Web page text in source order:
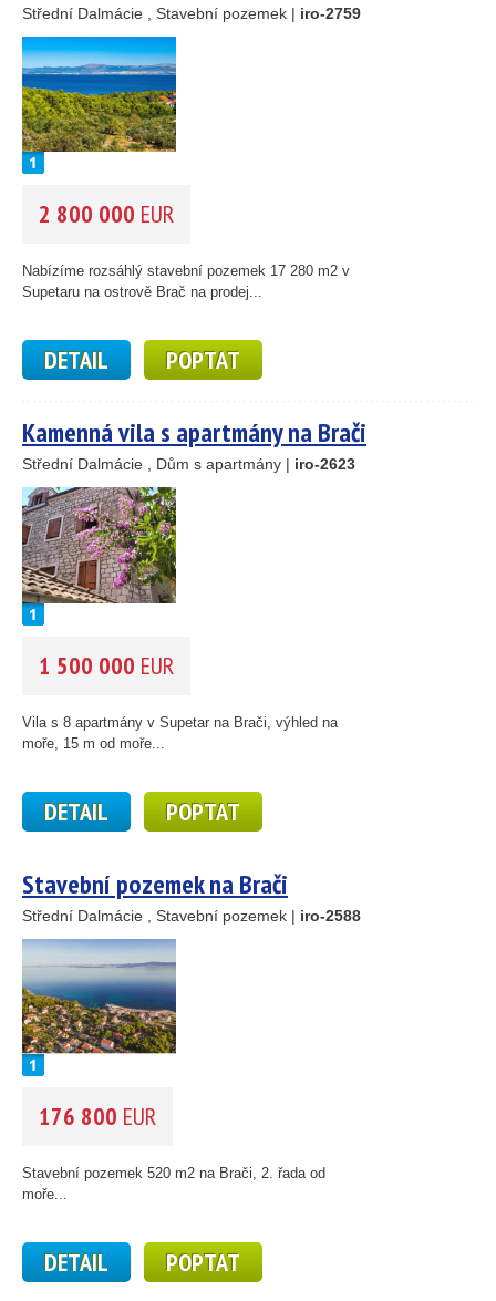
23
24
33
14
30
2
Střední Dalmácie , Stavební pozemek | iro-2759
2 800 000 EUR
Nabízíme rozsáhlý stavební pozemek 17 280 m2 v
Supetaru na ostrově Brač na prodej...
DETAIL POPTAT
Kamenná vila s apartmány na Brači
Střední Dalmácie , Dům s apartmány | iro-2623
1 500 000 EUR
Vila s 8 apartmány v Supetar na Brači, výhled na
moře, 15 m od moře...
DETAIL POPTAT
Stavební pozemek na Brači
Střední Dalmácie , Stavební pozemek | iro-2588
176 800 EUR
Stavební pozemek 520 m2 na Brači, 2. řada od
moře...
DETAIL POPTAT